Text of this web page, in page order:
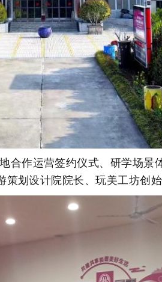
合作运营签约仪式、研学场
划设计院院长、玩美工坊创